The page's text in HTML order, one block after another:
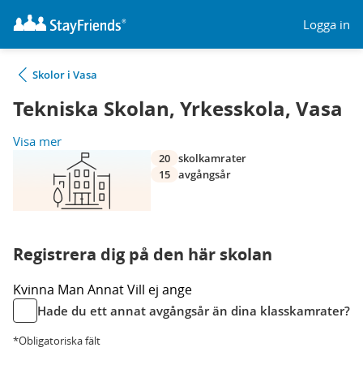
Logga in
Skolor i Vasa
Tekniska Skolan, Yrkesskola, Vasa
Visa mer
20 skolkamrater
15 avgångsår
Registrera dig på den här skolan
Kvinna Man AnnatVill ej ange
Hade du ett annat avgångsår än dina klasskamrater?
*Obligatoriska fält